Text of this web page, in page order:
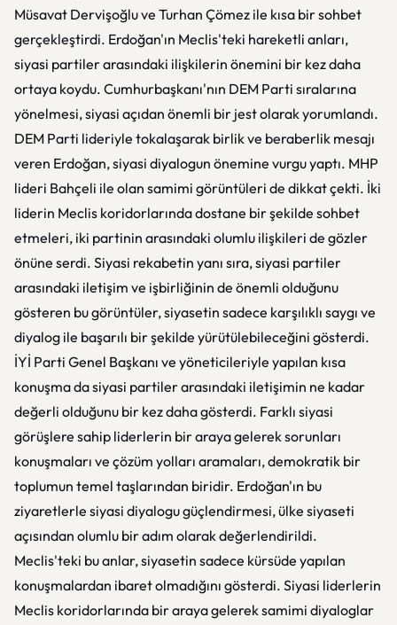
Müsavat Dervişoğlu ve Turhan Çömez ile kısa bir sohbet
gerçekleştirdi. Erdoğan'ın Meclis'teki hareketli anları,
siyasi partiler arasındaki ilişkilerin önemini bir kez daha
ortaya koydu. Cumhurbaşkanı'nın DEM Parti sıralarına
yönelmesi, siyasi açıdan önemli bir jest olarak yorumlandı.
DEM Parti lideriyle tokalaşarak birlik ve beraberlik mesajı
veren Erdoğan, siyasi diyalogun önemine vurgu yaptı. MHP
lideri Bahçeli ile olan samimi görüntüleri de dikkat çekti. İki
liderin Meclis koridorlarında dostane bir şekilde sohbet
etmeleri, iki partinin arasındaki olumlu ilişkileri de gözler
önüne serdi. Siyasi rekabetin yanı sıra, siyasi partiler
arasındaki iletişim ve işbirliğinin de önemli olduğunu
gösteren bu görüntüler, siyasetin sadece karşılıklı saygı ve
diyalog ile başarılı bir şekilde yürütülebileceğini gösterdi.
İYİ Parti Genel Başkanı ve yöneticileriyle yapılan kısa
konuşma da siyasi partiler arasındaki iletişimin ne kadar
değerli olduğunu bir kez daha gösterdi. Farklı siyasi
görüşlere sahip liderlerin bir araya gelerek sorunları
konuşmaları ve çözüm yolları aramaları, demokratik bir
toplumun temel taşlarından biridir. Erdoğan'ın bu
ziyaretlerle siyasi diyalogu güçlendirmesi, ülke siyaseti
açısından olumlu bir adım olarak değerlendirildi.
Meclis'teki bu anlar, siyasetin sadece kürsüde yapılan
konuşmalardan ibaret olmadığını gösterdi. Siyasi liderlerin
Meclis koridorlarında bir araya gelerek samimi diyaloglar